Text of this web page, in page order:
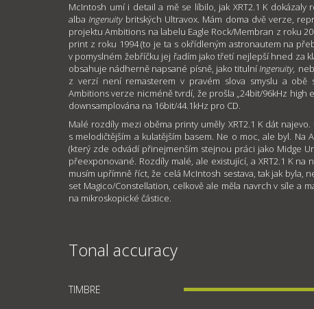
McIntosh umí i detail a mě se líbilo, jak XRT2.1 K
albaIngenuity britských Ultravox. Mám doma dvě verze,
projektu Ambitions na labelu Eagle Rock/Membran z roku
print z roku 1994 (to je ta s okřídleným astronautem na
v pomyslném žebříčku jej řadím jako třetí nejlepší hned za
obsahuje nádherně napsané písně, jako titulníIngenuity,
z verzí není remasterem v pravém slova smyslu a obě
Ambitions verze nicméně tvrdí, že prošla „24bit/96kHz high
downsamplována na 16bit/44.1kHz pro CD.
Malé rozdíly mezi oběma printy uměly XRT2.1 K dát
s melodičtějším a kulatějším basem. Ne o moc, ale byl. Na
(který zde odvádí přinejmenším stejnou práci jako Midge
přeexponované. Rozdíly malé, ale existující, a XRT2.1 K na
musím upřímně říct, že celá McIntosh sestava, tak jak byla,
set Magico/Constellation, celkově ale měla navrch v síle a
na mikroskopické částice.
Tonal accuracy
TIMBRE